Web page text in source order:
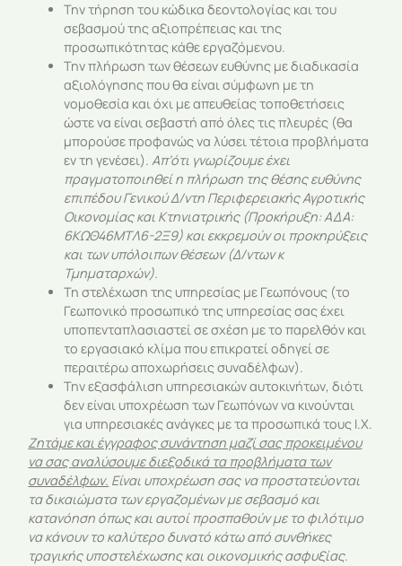
Την τήρηση του κώδικα δεοντολογίας και του
σεβασμού της αξιοπρέπειας και της
προσωπικότητας κάθε εργαζόμενου.
Την πλήρωση των θέσεων ευθύνης με διαδικασία
αξιολόγησης που θα είναι σύμφωνη με τη
νομοθεσία και όχι με απευθείας τοποθετήσεις
ώστε να είναι σεβαστή από όλες τις πλευρές (θα
μπορούσε προφανώς να λύσει τέτοια προβλήματα
εν τη γενέσει).Απ’ότι γνωρίζουμε έχει
πραγματοποιηθεί η πλήρωση της θέσης ευθύνης
επιπέδου Γενικού Δ/ντη Περιφερειακής Αγροτικής
Οικονομίας και Κτηνιατρικής (Προκήρυξη:ΑΔΑ:
6ΚΩΘ46ΜΤΛ6-2Ξ9) και εκκρεμούν οι προκηρύξεις
και των υπόλοιπων θέσεων (Δ/ντων κ
Τμηματαρχών).
Τη στελέχωση της υπηρεσίας με Γεωπόνους (το
Γεωπονικό προσωπικό της υπηρεσίας σας έχει
υποπενταπλασιαστεί σε σχέση με το παρελθόν και
το εργασιακό κλίμα που επικρατεί οδηγεί σε
περαιτέρω αποχωρήσεις συναδέλφων).
Την εξασφάλιση υπηρεσιακών αυτοκινήτων, διότι
δεν είναι υποχρέωση των Γεωπόνων να κινούνται
για υπηρεσιακές ανάγκες με τα προσωπικά τους Ι.Χ.
Ζητάμε και έγγραφος συνάντηση μαζί σας προκειμένου
να σας αναλύσουμε διεξοδικά τα προβλήματα των
συναδέλφων. Είναι υποχρέωση σας να προστατεύονται
τα δικαιώματα των εργαζομένων με σεβασμό και
κατανόηση όπως και αυτοί προσπαθούν με το φιλότιμο
να κάνουν το καλύτερο δυνατό κάτω από συνθήκες
τραγικής υποστελέχωσης και οικονομικής ασφυξίας.